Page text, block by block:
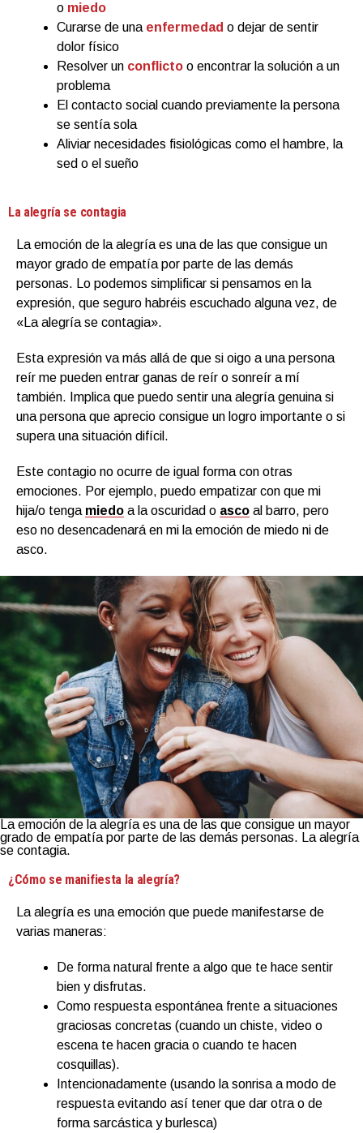
o miedo
Curarse de una enfermedad o dejar de sentir
dolor físico
Resolver un conflicto o encontrar la solución a un
problema
El contacto social cuando previamente la persona
se sentía sola
Aliviar necesidades fisiológicas como el hambre, la
sed o el sueño
La alegría se contagia
La emoción de la alegría es una de las que consigue un
mayor grado de empatía por parte de las demás
personas. Lo podemos simplificar si pensamos en la
expresión, que seguro habréis escuchado alguna vez, de
«La alegría se contagia».
Esta expresión va más allá de que si oigo a una persona
reír me pueden entrar ganas de reír o sonreír a mí
también. Implica que puedo sentir una alegría genuina si
una persona que aprecio consigue un logro importante o si
supera una situación difícil.
Este contagio no ocurre de igual forma con otras
emociones. Por ejemplo, puedo empatizar con que mi
hija/o tenga miedo a la oscuridad o asco al barro, pero
eso no desencadenará en mi la emoción de miedo ni de
asco.
La emoción de la alegría es una de las que consigue un mayor
grado de empatía por parte de las demás personas. La alegría
se contagia.
¿Cómo se manifiesta la alegría?
La alegría es una emoción que puede manifestarse de
varias maneras:
De forma natural frente a algo que te hace sentir
bien y disfrutas.
Como respuesta espontánea frente a situaciones
graciosas concretas (cuando un chiste, video o
escena te hacen gracia o cuando te hacen
cosquillas).
Intencionadamente (usando la sonrisa a modo de
respuesta evitando así tener que dar otra o de
forma sarcástica y burlesca)